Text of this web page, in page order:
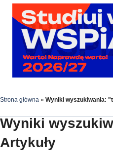
Strona główna » Wyniki wyszukiwania:
Wyniki
Artykuły